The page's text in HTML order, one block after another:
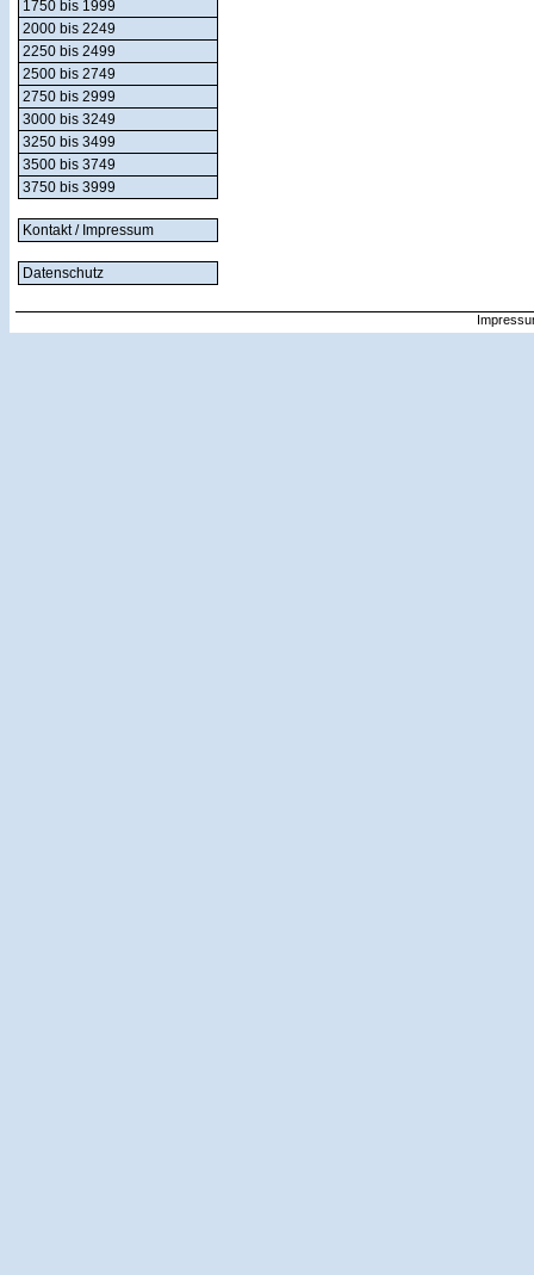
1750 bis 1999
2000 bis 2249
2250 bis 2499
2500 bis 2749
2750 bis 2999
3000 bis 3249
3250 bis 3499
3500 bis 3749
3750 bis 3999
Kontakt / Impressum
Datenschutz